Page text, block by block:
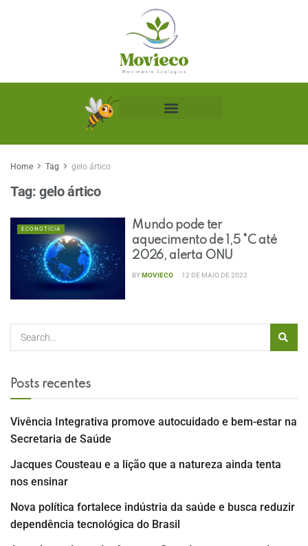
Home Tag gelo ártico
Tag: gelo ártico
ECONOTÍCIA
Mundo pode ter
aquecimento de 1,5 °C até
2026, alerta ONU
BYMOVIECO 12 DE MAIO DE 2022
Posts recentes
Vivência Integrativa promove autocuidado e bem-estar na
Secretaria de Saúde
Jacques Cousteau e a lição que a natureza ainda tenta
nos ensinar
Nova política fortalece indústria da saúde e busca reduzir
dependência tecnológica do Brasil